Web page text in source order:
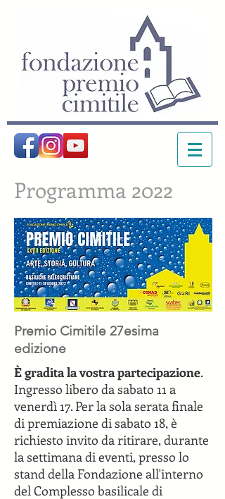
Programma 2022
Premio Cimitile 27esima
edizione
È gradita la vostra partecipazione.
Ingresso libero da sabato 11 a
venerdì 17. Per la sola serata finale
di premiazione di sabato 18, è
richiesto invito da ritirare, durante
la settimana di eventi, presso lo
stand della Fondazione all'interno
del Complesso basilicale di